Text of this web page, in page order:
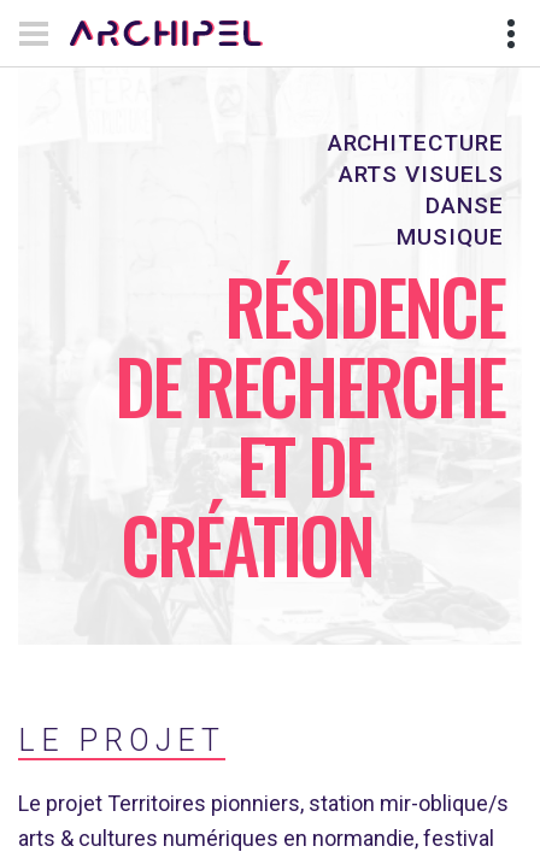
ARCHITECTURE
ARTS VISUELS
DANSE
MUSIQUE
RÉSIDENCE
DE RECHERCHE
ET DE
CRÉATION
LE PROJET
Le projet Territoires pionniers, station mir-oblique/s
arts & cultures numériques en normandie, festival